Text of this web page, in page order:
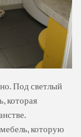
Под светлый
которая
которую